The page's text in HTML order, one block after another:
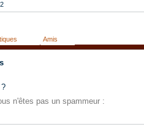
Amis
n'êtes pas un spammeur :